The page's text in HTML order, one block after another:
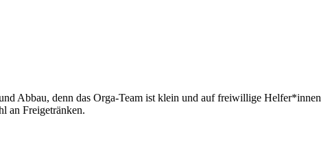
Abbau, denn das Orga-Team ist klein und auf freiwillige Helfer*innen
an Freigetränken.